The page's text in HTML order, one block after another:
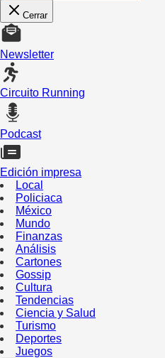
Cerrar
Newsletter
Circuito Running
Podcast
Edición impresa
Local
Policiaca
México
Mundo
Finanzas
Análisis
Cartones
Gossip
Cultura
Tendencias
Ciencia y Salud
Turismo
Deportes
Juegos